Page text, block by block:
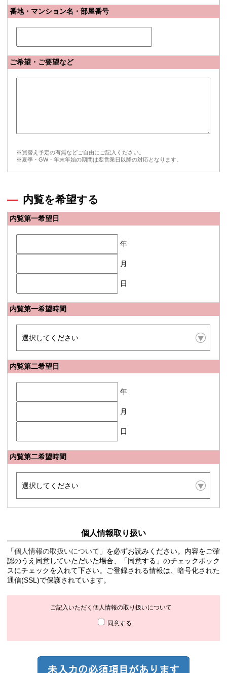
番地・マンション名・部屋番号
ご希望・ご要望など
※買替え予定の有無などご自由にご記入ください。
※夏季・GW・年末年始の期間は翌営業日以降の対応となります。
内覧を希望する
内覧第一希望日
年
月
日
内覧第一希望時間
内覧第二希望日
年
月
日
内覧第二希望時間
個人情報取り扱い
「個人情報の取扱いについて 」を必ずお読みください。内容をご確
認のうえ同意していただいた場合、「同意する」のチェックボック
スにチェックを入れて下さい。ご登録される情報は、暗号化された
通信(SSL)で保護されています。
ご記入いただく個人情報の取り扱いについて
同意する